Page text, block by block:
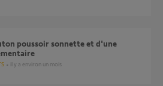
il y a environ un mois